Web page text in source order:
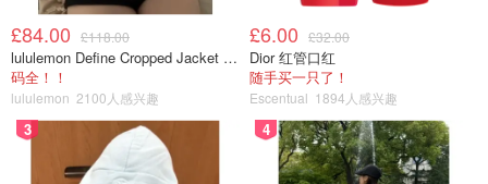
卢浮宫失窃珠宝惊现闲鱼？！标价
9999万😨文案自称“9.5新现货在手、刚
取货”
想吃妹妹的甜甜圈
华人社区发生杀妻灭门案！丈夫割喉
£84.00 £118.00
lululemon Define Cropped Jacket Nulu 短款夹克
码全！！
lululemon 2100人感兴趣
£6.00 £32.00
Dior 红管口红
随手买一只了！
Escentual 1894人感兴趣
3 4